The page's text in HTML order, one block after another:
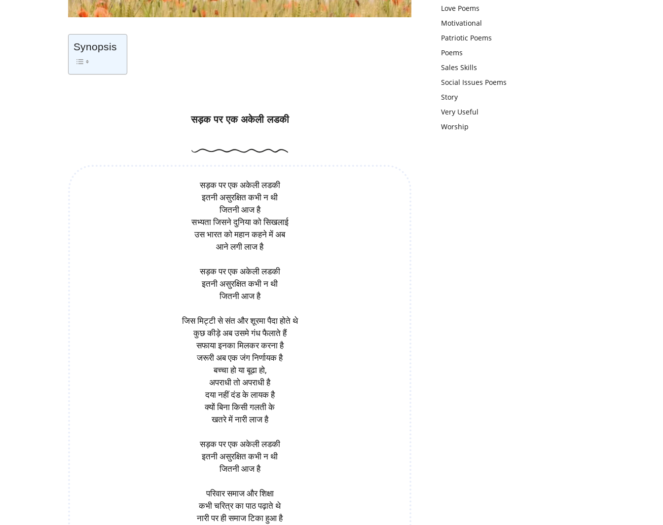
Synopsis
सड़क पर एक अकेली लडकी
सड़क पर एक अकेली लडकी
इतनी असुरक्षित कभी न थी
जितनी आज है
सभ्यता जिसने दुनिया को सिखलाई
उस भारत को महान कहने में अब
आने लगी लाज है
सड़क पर एक अकेली लडकी
इतनी असुरक्षित कभी न थी
जितनी आज है
जिस मिट्टी से संत और शूरमा पैदा होते थे
कुछ कीड़े अब उसमे गंध फैलाते हैं
सफाया इनका मिलकर करना है
जरूरी अब एक जंग निर्णायक है
बच्चा हो या बूढा हो,
अपराधी तो अपराधी है
दया नहीं दंड के लायक है
क्यों बिना किसी गलती के
खतरे में नारी लाज है
सड़क पर एक अकेली लडकी
इतनी असुरक्षित कभी न थी
जितनी आज है
परिवार समाज और शिक्षा
कभी चरित्र का पाठ पढ़ाते थे
नारी पर ही समाज टिका हुआ है
चाहिए और उन्हें पूजनीय दृष्टि से देखना
चाहिए
महिलाएं, करती हैं देवी सावित्री और
Love Poems
Motivational
Patriotic Poems
Poems
Sales Skills
Social Issues Poems
Story
Very Useful
Worship